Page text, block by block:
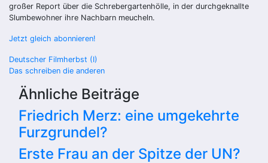
großer Report über die Schrebergartenhölle, in der durchgeknallte
Slumbewohner ihre Nachbarn meucheln.
Jetzt gleich abonnieren!
Beitragsnavigation
Deutscher Filmherbst (I)
Das schreiben die anderen
Ähnliche Beiträge
Friedrich Merz: eine umgekehrte
Furzgrundel?
Erste Frau an der Spitze der UN?